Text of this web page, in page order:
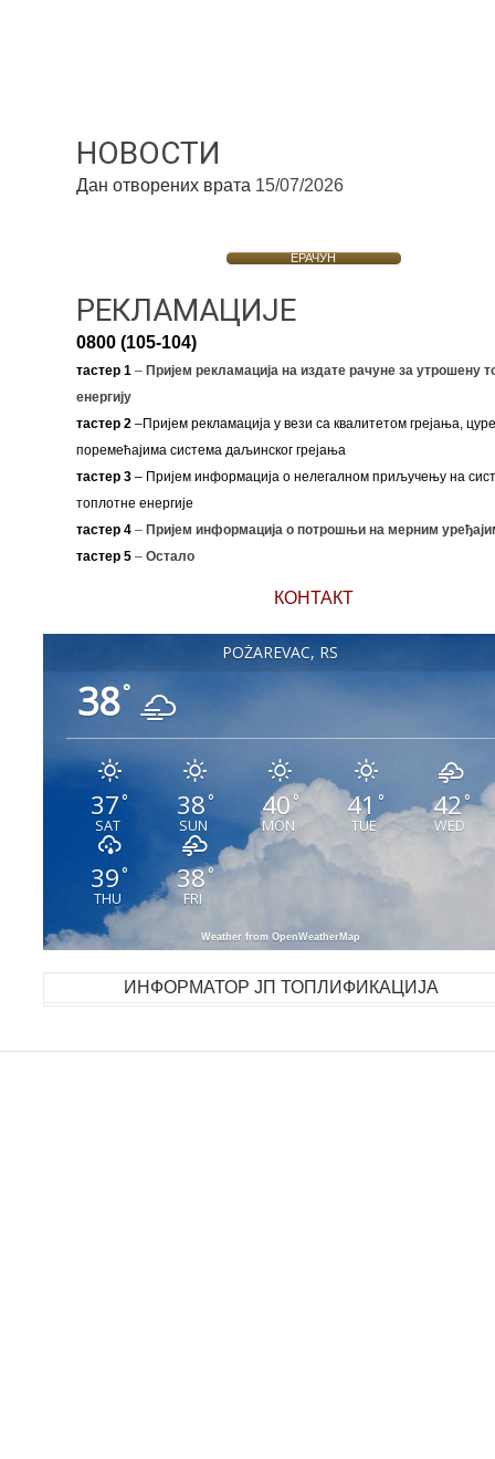
НОВОСТИ
Дан отворених врата 15/07/2026
ЕРАЧУН
РЕКЛАМАЦИЈЕ
0800 (105-104)
тастер 1–Пријем рекламација на издате рачуне за утрошену
енергију
тастер 2–Пријем рекламација у вези са квалитетом грејања,
поремећајима система даљинског грејања
тастер 3– Пријем информација о нелегалном приључењу на
топлотне енергије
тастер 4 – Пријем информација о потрошњи на мерним
тастер 5 – Остало
КОНТАКТ
POŽAREVAC, RS
38°
37°
SAT
38 °
SUN
40°
MON
41 °
TUE
42°
WED
39°
THU
38°
FRI
Weather from OpenWeatherMap
ИНФОРМАТОР ЈП ТОПЛИФИКАЦИЈА